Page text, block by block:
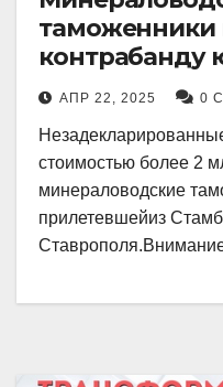
таможенники
контрабанду
изделий на 2
АПР 22, 2025 0
стоимостью более 2
минераловодские
прилетевшейиз